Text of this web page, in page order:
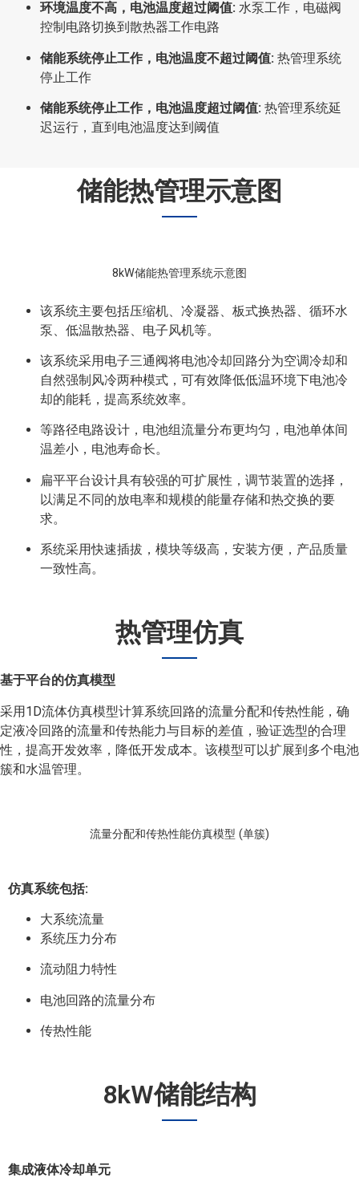
环境温度不高，电池温度超过阈值: 水泵工作，电磁阀
控制电路切换到散热器工作电路
储能系统停止工作，电池温度不超过阈值: 热管理系统
停止工作
储能系统停止工作，电池温度超过阈值: 热管理系统延
迟运行，直到电池温度达到阈值
储能热管理示意图
8kW储能热管理系统示意图
该系统主要包括压缩机、冷凝器、板式换热器、循环水
泵、低温散热器、电子风机等。
该系统采用电子三通阀将电池冷却回路分为空调冷却和
自然强制风冷两种模式，可有效降低低温环境下电池冷
却的能耗，提高系统效率。
等路径电路设计，电池组流量分布更均匀，电池单体间
温差小，电池寿命长。
扁平平台设计具有较强的可扩展性，调节装置的选择，
以满足不同的放电率和规模的能量存储和热交换的要
求。
系统采用快速插拔，模块等级高，安装方便，产品质量
一致性高。
热管理仿真
基于平台的仿真模型
采用1D流体仿真模型计算系统回路的流量分配和传热性能，确
定液冷回路的流量和传热能力与目标的差值，验证选型的合理
性，提高开发效率，降低开发成本。该模型可以扩展到多个电池
簇和水温管理。
流量分配和传热性能仿真模型 (单簇)
仿真系统包括:
大系统流量
系统压力分布
流动阻力特性
电池回路的流量分布
传热性能
8kW储能结构
集成液体冷却单元